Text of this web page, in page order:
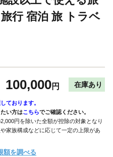
行 宿泊 旅 トラベ
100,000円 在庫あり
ております。
い方はこちらでご確認ください。
円を除いた全額が控除の対象となり
家族構成などに応じて一定の上限があ
額を調べる